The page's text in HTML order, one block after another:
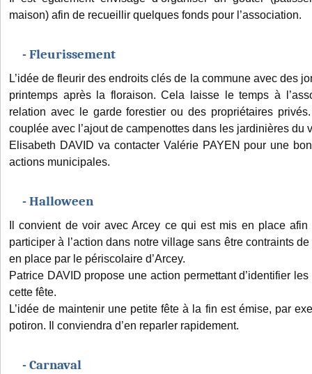
maison) afin de recueillir quelques fonds pour l’association.
- Fleurissement
L’idée de fleurir des endroits clés de la commune avec des
printemps après la floraison. Cela laisse le temps à
relation avec le garde forestier ou des propriétaires
couplée avec l’ajout de campenottes dans les jardinières du
Elisabeth DAVID va contacter Valérie PAYEN pour une
actions municipales.
- Halloween
Il convient de voir avec Arcey ce qui est mis en place
participer à l’action dans notre village sans être contraints
en place par le périscolaire d’Arcey.
Patrice DAVID propose une action permettant d’identifier
cette fête.
L’idée de maintenir une petite fête à la fin est émise, par
potiron. Il conviendra d’en reparler rapidement.
- Carnaval